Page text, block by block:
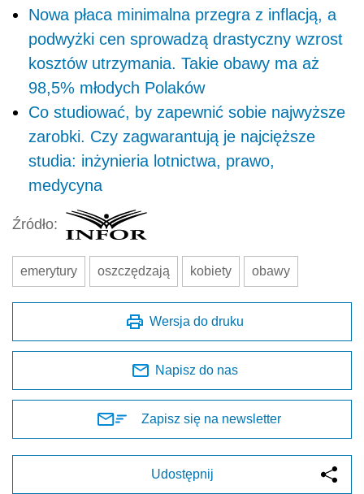
Nowa płaca minimalna przegra z inflacją, a
podwyżki cen sprowadzą drastyczny wzrost
kosztów utrzymania. Takie obawy ma aż
98,5% młodych Polaków
Co studiować, by zapewnić sobie najwyższe
zarobki. Czy zagwarantują je najcięższe
studia: inżynieria lotnictwa, prawo,
medycyna
Źródło:
emerytury oszczędzają kobiety obawy
Wersja do druku
Napisz do nas
Zapisz się na newsletter
Udostępnij